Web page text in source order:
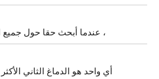
عندما أبحث حقا حول جميع التطبيقات المختلفة هناك ،
أي واحد هو الدماغ الثاني